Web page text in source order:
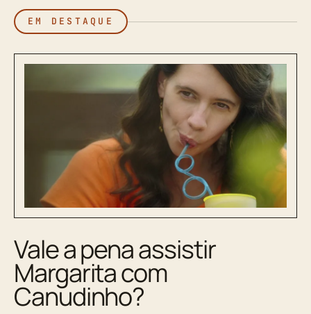
EM DESTAQUE
Vale a pena assistir
Margarita com
Canudinho?